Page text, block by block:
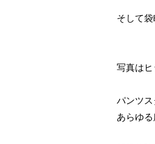
そして
写真は
パンツ
あらゆ